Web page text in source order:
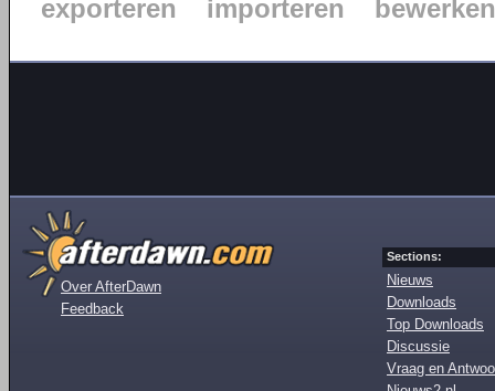
exporteren
importeren bewerken
Over AfterDawn
Feedback
Sections:
Nieuws
Downloads
Top Downloads
Discussie
Vraag en